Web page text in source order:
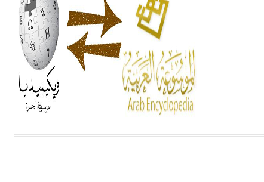
ويعود له الفضل بأنه حرر الطب من
الدين والفلسفة.
- هل تعلم أن المرجان إفراز حيواني
يتكون في البحر ويتركب من مادة
كربونات الكلسيوم، وهو أحمر أو شديد
الحمرة وهو أجود أنواعه، ويمتاز بكبر
الحجم ويسمى الش